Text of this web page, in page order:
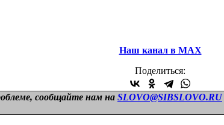
Наш канал в МАХ
Поделиться:
сообщайте нам на SLOVO@SIBSLOVO.RU